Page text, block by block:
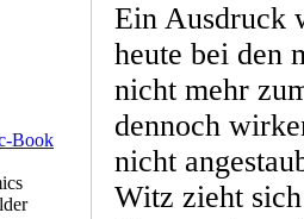
Ein Ausdruck
heute bei den
nicht mehr
dennoch
nicht
Witz zieht